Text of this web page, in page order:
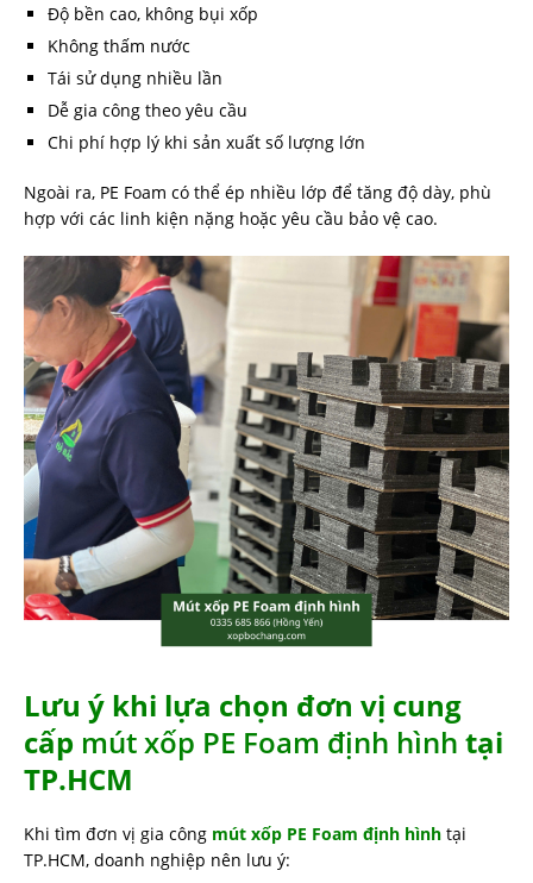
Độ bền cao, không bụi xốp
Không thấm nước
Tái sử dụng nhiều lần
Dễ gia công theo yêu cầu
Chi phí hợp lý khi sản xuất số lượng lớn
Ngoài ra, PE Foam có thể ép nhiều lớp để tăng độ dày, phù
hợp với các linh kiện nặng hoặc yêu cầu bảo vệ cao.
Lưu ý khi lựa chọn đơn vị cung
cấp mút xốp PE Foam định hình tại
TP.HCM
Khi tìm đơn vị gia công mút xốp PE Foam định hình tại
TP.HCM, doanh nghiệp nên lưu ý: